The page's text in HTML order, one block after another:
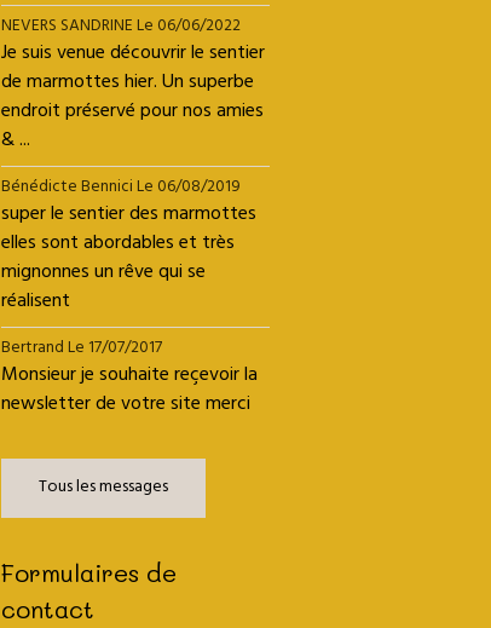
NEVERS SANDRINELe 06/06/2022
Je suis venue découvrir le sentier
de marmottes hier. Un superbe
endroit préservé pour nos amies
& ...
Bénédicte BenniciLe 06/08/2019
super le sentier des marmottes
elles sont abordables et très
mignonnes un rêve qui se
réalisent
BertrandLe 17/07/2017
Monsieur je souhaite reçevoir la
newsletter de votre site merci
Tous les messages
Formulaires de
contact